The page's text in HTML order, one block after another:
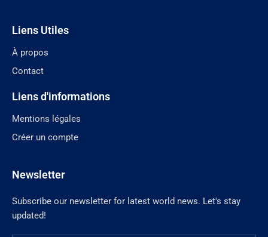
Liens Utiles
À propos
Contact
Liens d'informations
Mentions légales
Créer un compte
Newsletter
Subscribe our newsletter for latest world news. Let's stay
updated!